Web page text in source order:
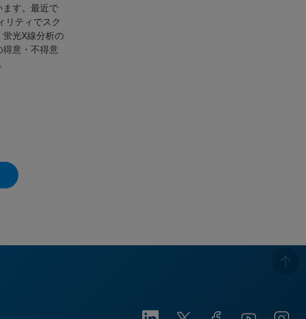
ます。最近で
リティでスク
光X線分析の
得意・不得意